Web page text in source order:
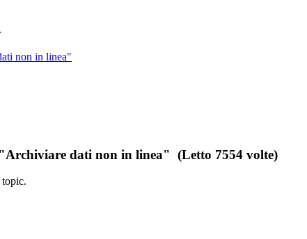
non in linea"
dati non in linea" (Letto 7554 volte)